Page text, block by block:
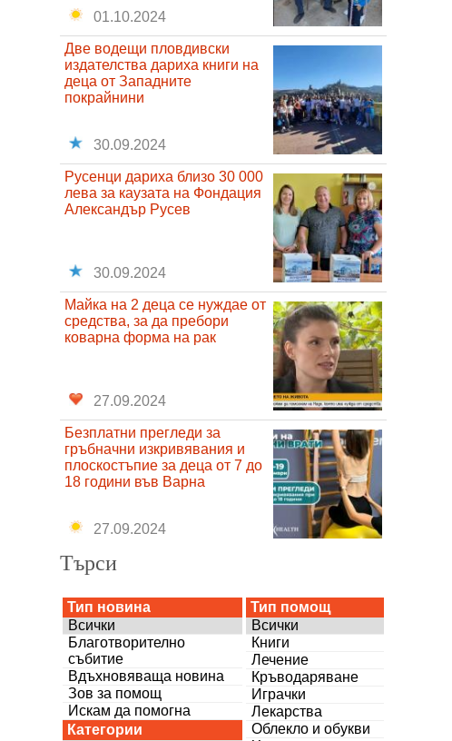
01.10.2024
Две водещи пловдивски
издателства дариха книги на
деца от Западните
покрайнини
30.09.2024
Русенци дариха близо 30 000
лева за каузата на Фондация
Александър Русев
30.09.2024
Майка на 2 деца се нуждае от
средства, за да пребори
коварна форма на рак
27.09.2024
Безплатни прегледи за
гръбначни изкривявания и
плоскостъпие за деца от 7 до
18 години във Варна
27.09.2024
Търси
Тип новина
Всички
Благотворително
събитие
Вдъхновяваща новина
Зов за помощ
Искам да помогна
Категории
Тип помощ
Всички
Книги
Лечение
Кръводаряване
Играчки
Лекарства
Облекло и обукви